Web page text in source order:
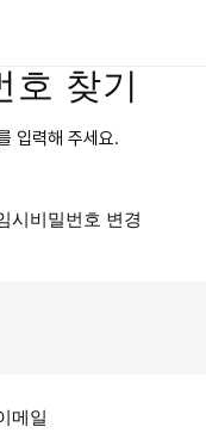
호 찾기
입력해 주세요.
시비밀번호 변경
메일